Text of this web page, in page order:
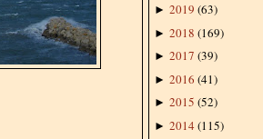
► 2019 (63)
► 2018 (169)
► 2017 (39)
► 2016 (41)
► 2015 (52)
► 2014 (115)